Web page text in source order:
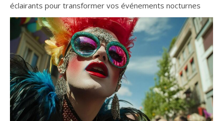
éclairants pour transformer vos événements nocturnes